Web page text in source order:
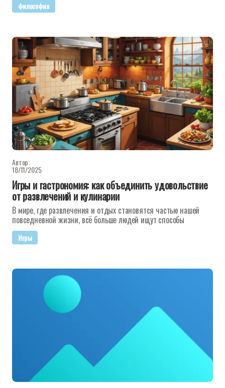
философия
Автор:
18/11/2025
Игры и гастрономия: как объединить удовольствие
от развлечений и кулинарии
В мире, где развлечения и отдых становятся частью нашей
повседневной жизни, всё больше людей ищут способы
Игры